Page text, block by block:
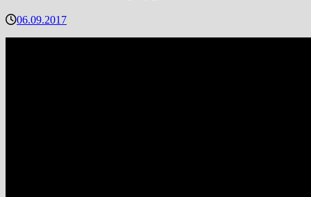
06.09.2017